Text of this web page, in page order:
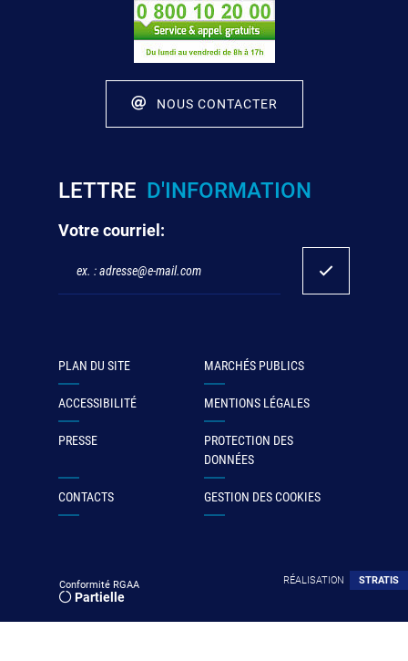
NOUS CONTACTER
LETTRE D'INFORMATION
Votre courriel:
PLAN DU SITE MARCHÉS PUBLICS
ACCESSIBILITÉ MENTIONS LÉGALES
PRESSE
PROTECTION DES
DONNÉES
CONTACTS GESTION DES COOKIES
Conformité RGAA
Partielle
RÉALISATION STRATIS